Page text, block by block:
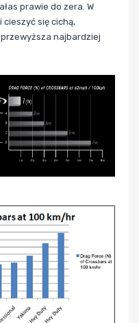
prawie do zera. W
się cichą,
najbardziej